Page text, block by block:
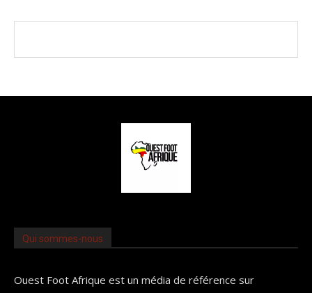
Qui sommes-nous
Ouest Foot Afrique est un média de référence sur